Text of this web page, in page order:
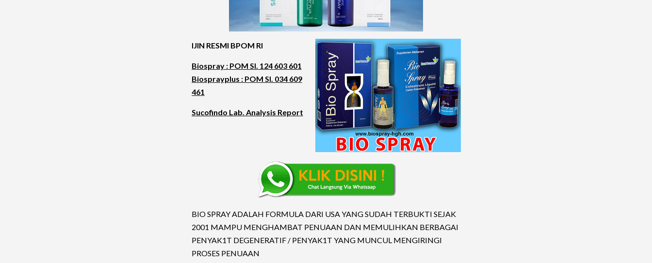
IJIN RESMI BPOM RI
Biospray : POM SI. 124 603 601
Biosprayplus : POM SI. 034 609
461
Sucofindo Lab. Analysis Report
BIO SPRAY ADALAH FORMULA DARI USA YANG SUDAH TERBUKTI SEJAK
2001 MAMPU MENGHAMBAT PENUAAN DAN MEMULIHKAN BERBAGAI
PENYAK1T DEGENERATIF / PENYAK1T YANG MUNCUL MENGIRINGI
PROSES PENUAAN